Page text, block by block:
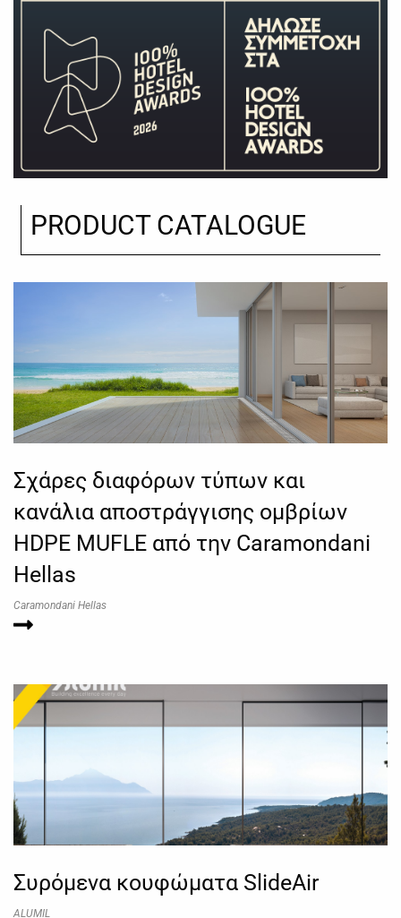
PRODUCT CATALOGUE
Σχάρες διαφόρων τύπων και
κανάλια αποστράγγισης ομβρίων
HDPE MUFLE από την Caramondani
Hellas
Caramondani Hellas
Συρόμενα κουφώματα SlideAir
ALUMIL